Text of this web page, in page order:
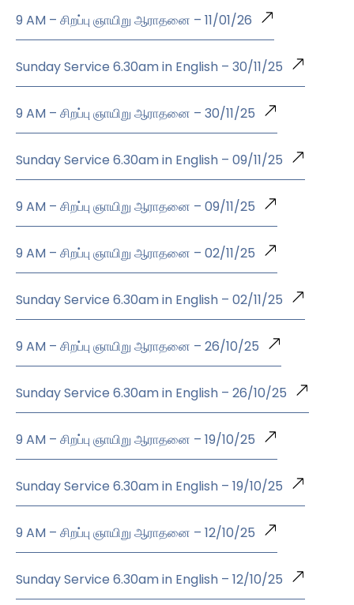
9 AM – சிறப்பு ஞாயிறு ஆராதனை – 11/01/26
Sunday Service 6.30am in English – 30/11/25
9 AM – சிறப்பு ஞாயிறு ஆராதனை – 30/11/25
Sunday Service 6.30am in English – 09/11/25
9 AM – சிறப்பு ஞாயிறு ஆராதனை – 09/11/25
9 AM – சிறப்பு ஞாயிறு ஆராதனை – 02/11/25
Sunday Service 6.30am in English – 02/11/25
9 AM – சிறப்பு ஞாயிறு ஆராதனை – 26/10/25
Sunday Service 6.30am in English – 26/10/25
9 AM – சிறப்பு ஞாயிறு ஆராதனை – 19/10/25
Sunday Service 6.30am in English – 19/10/25
9 AM – சிறப்பு ஞாயிறு ஆராதனை – 12/10/25
Sunday Service 6.30am in English – 12/10/25